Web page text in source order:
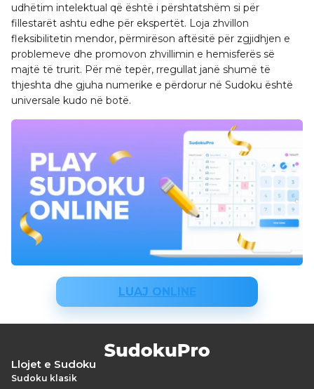
udhëtim intelektual që është i përshtatshëm si për
fillestarët ashtu edhe për ekspertët. Loja zhvillon
fleksibilitetin mendor, përmirëson aftësitë për zgjidhjen e
problemeve dhe promovon zhvillimin e hemisferës së
majtë të trurit. Për më tepër, rregullat janë shumë të
thjeshta dhe gjuha numerike e përdorur në Sudoku është
universale kudo në botë.
LUAJ ONLINE
Llojet e Sudoku
Sudoku klasik